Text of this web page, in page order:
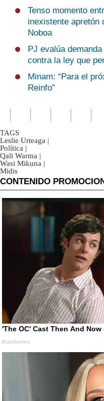
Tenso momento
inexistente apretón
Noboa
PJ evalúa
contra la ley que
Minam: “Para el
Reinfo”
TAGS
Leslie Urteaga |
Política |
Qali Warma |
Wasi Mikuna |
Midis